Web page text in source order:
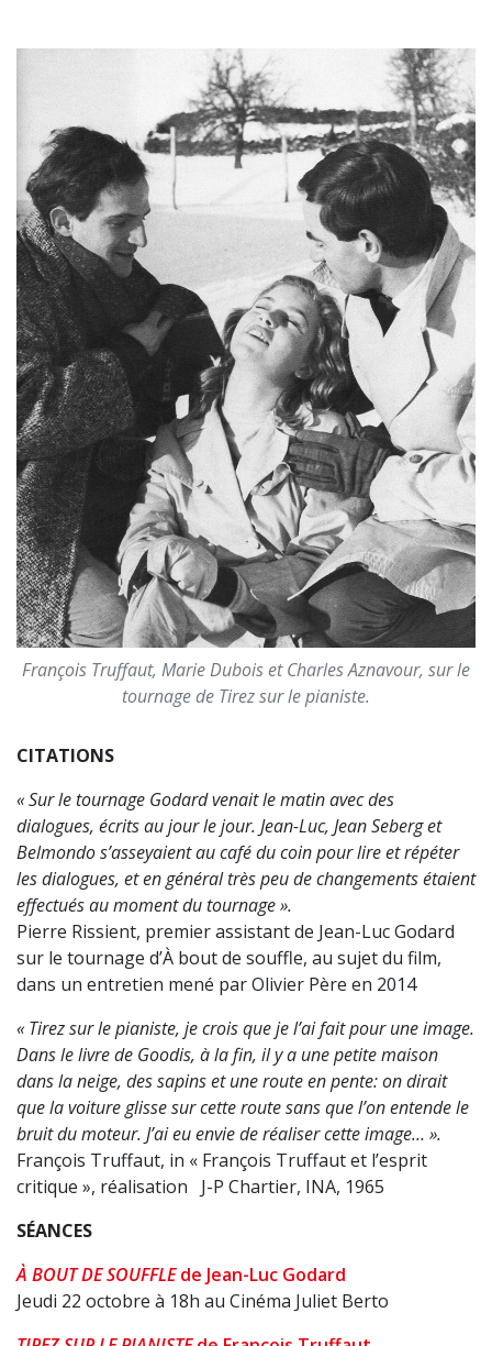
François Truffaut, Marie Dubois et Charles Aznavour, sur le
tournage de Tirez sur le pianiste.
CITATIONS
« Sur le tournage Godard venait le matin avec des
dialogues, écrits au jour le jour. Jean-Luc, Jean Seberg et
Belmondo s’asseyaient au café du coin pour lire et répéter
les dialogues, et en général très peu de changements étaient
effectués au moment du tournage ».
Pierre Rissient, premier assistant de Jean-Luc Godard
sur le tournage d’À bout de souffle, au sujet du film,
dans un entretien mené par Olivier Père en 2014
« Tirez sur le pianiste, je crois que je l’ai fait pour une image.
Dans le livre de Goodis, à la fin, il y a une petite maison
dans la neige, des sapins et une route en pente: on dirait
que la voiture glisse sur cette route sans que l’on entende le
bruit du moteur. J’ai eu envie de réaliser cette image… ».
François Truffaut, in « François Truffaut et l’esprit
critique », réalisation J-P Chartier, INA, 1965
SÉANCES
À BOUT DE SOUFFLEde Jean-Luc Godard
Jeudi 22 octobre à 18h au Cinéma Juliet Berto